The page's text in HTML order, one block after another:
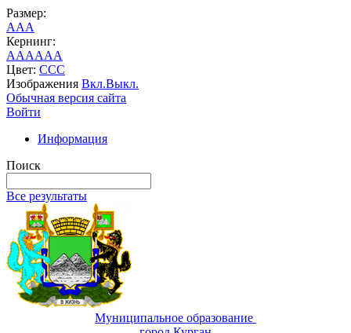
Размер:
AAA
Кернинг:
AAAAAA
Цвет: CCC
Изображения Вкл.Выкл.
Обычная версия сайта
Войти
Информация
Поиск
Все результаты
Муниципальное образование